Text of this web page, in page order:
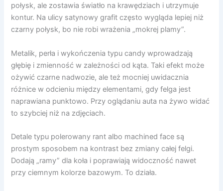
połysk, ale zostawia światło na krawędziach i utrzymuje
kontur. Na ulicy satynowy grafit często wygląda lepiej niż
czarny połysk, bo nie robi wrażenia „mokrej plamy”.
Metalik, perła i wykończenia typu candy wprowadzają
głębię i zmienność w zależności od kąta. Taki efekt może
ożywić czarne nadwozie, ale też mocniej uwidacznia
różnice w odcieniu między elementami, gdy felga jest
naprawiana punktowo. Przy oglądaniu auta na żywo widać
to szybciej niż na zdjęciach.
Detale typu polerowany rant albo machined face są
prostym sposobem na kontrast bez zmiany całej felgi.
Dodają „ramy” dla koła i poprawiają widoczność nawet
przy ciemnym kolorze bazowym. To działa.